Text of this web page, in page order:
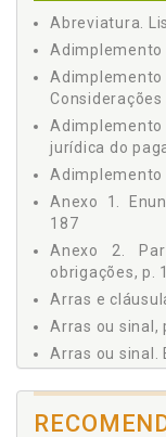
3.5 Quanto ao
3.6 Quanto ao
3.8 Quanto à
3.9 Obrigações
3.10
4 OBRIGAÇÃO DE
4.1 Noções
4.2.1 Perda
4.2.2 Res
4.2.3
4.3 Obrigação
4.4
5.1 Noções
Abreviatura.
Adimplemento
jurídica do
Adimplemento
Anexo 1.
187
Anexo 2.
obrigações, p.
Arras e
Arras ou sinal,
Arras ou sinal.
Assunção de